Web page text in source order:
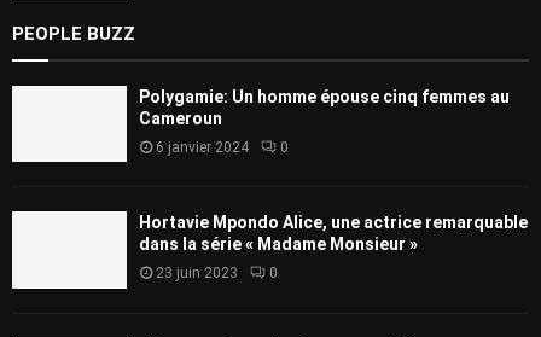
PEOPLE BUZZ
Polygamie: Un homme épouse cinq femmes au
Cameroun
6 janvier 2024 0
Hortavie Mpondo Alice, une actrice remarquable
dans la série « Madame Monsieur »
23 juin 2023 0